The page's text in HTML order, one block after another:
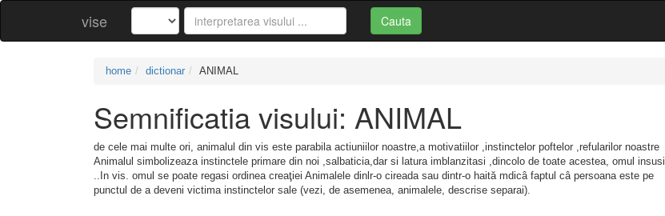
vise Cauta
home dictionar ANIMAL
Semnificatia visului: ANIMAL
de cele mai multe ori, animalul din vis este parabila actiuniilor noastre,a motivatiilor ,instinctelor poftelor ,refularilor noastre
Animalul simbolizeaza instinctele primare din noi ,salbaticia,dar si latura imblanzitasi ,dincolo de toate acestea, omul insusi
..In vis. omul se poate regasi ordinea creaţiei Animalele dinlr-o cireada sau dintr-o haită mdicâ faptul câ persoana este pe
punctul de a deveni victima instinctelor sale (vezi, de asemenea, animalele, descrise separai).